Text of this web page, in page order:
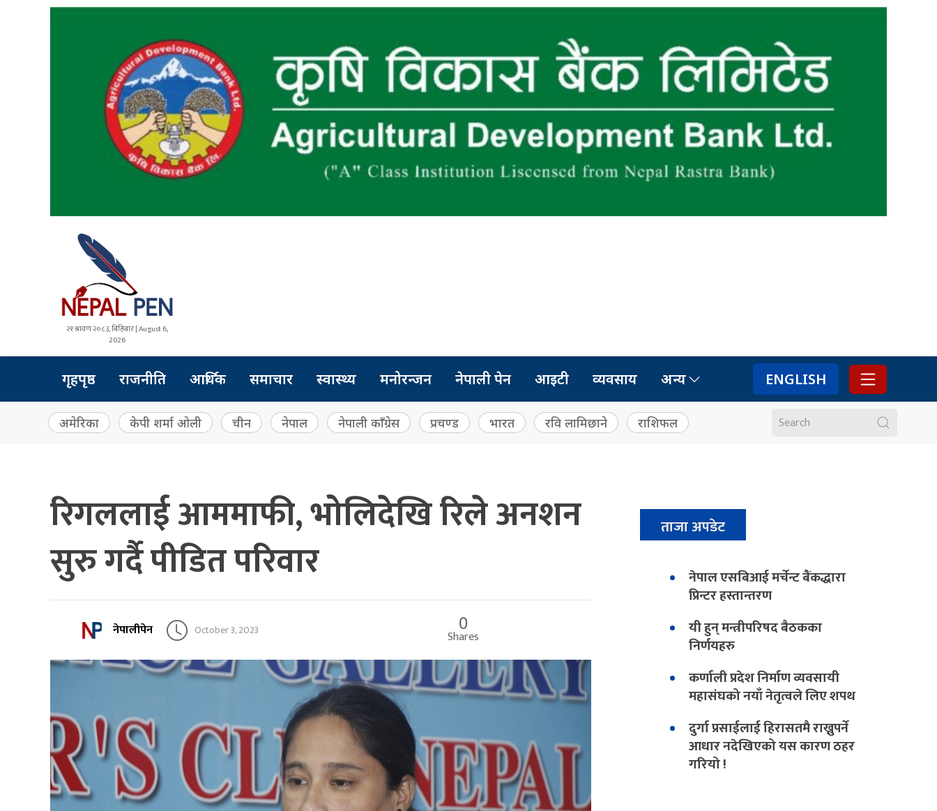
२१ श्रावण २०८३, बिहिबार | August 6,
2026
गृहपृष्ठ राजनीति आर्थिक समाचार स्वास्थ्य मनोरन्जन नेपाली पेन आइटी व्यवसाय अन्य ENGLISH
अमेरिका केपी शर्मा ओली चीन नेपाल नेपाली काँग्रेस प्रचण्ड भारत रवि लामिछाने राशिफल
रिगललाई आममाफी, भोलिदेखि रिले अनशन
सुरु गर्दै पीडित परिवार
नेपालीपेन October 3, 2023 0
Shares
ताजा अपडेट
नेपाल एसबिआई मर्चेन्ट बैंकद्धारा
प्रिन्टर हस्तान्तरण
यी हुन् मन्त्रीपरिषद बैठकका
निर्णयहरु
कर्णाली प्रदेश निर्माण व्यवसायी
महासंघको नयाँ नेतृत्वले लिए शपथ
दुर्गा प्रसाईलाई हिरासतमै राख्नुपर्ने
आधार नदेखिएको यस कारण ठहर
गरियो !